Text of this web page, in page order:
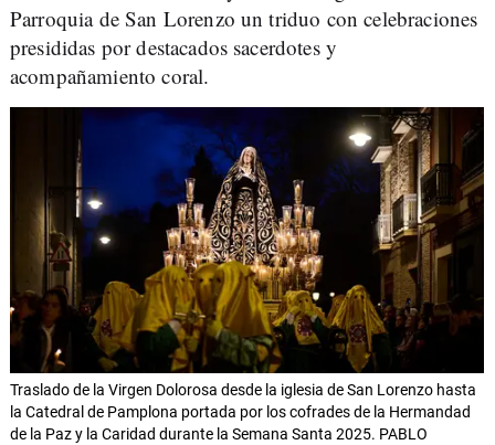
Parroquia de San Lorenzo un triduo con celebraciones
presididas por destacados sacerdotes y
acompañamiento coral.
Traslado de la Virgen Dolorosa desde la iglesia de San Lorenzo hasta
la Catedral de Pamplona portada por los cofrades de la Hermandad
de la Paz y la Caridad durante la Semana Santa 2025. PABLO